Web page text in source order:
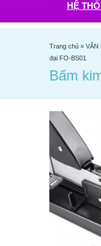
Trang chủ » VĂN
đại FO-BS01
Bấm